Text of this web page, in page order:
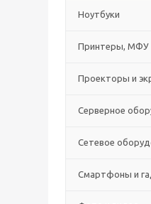
Ноутбуки
Принтеры, МФУ
Проекторы и
Серверное
Сетевое
Смартфоны и